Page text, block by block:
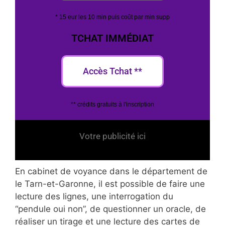
* 15 eur les 10 min puis coût par min supp
TCHAT IMMÉDIAT
Accès Tchat **
** crédits gratuits à l'inscription
Votre publicité ici
En cabinet de voyance dans le département de
le Tarn-et-Garonne, il est possible de faire une
lecture des lignes, une interrogation du
“pendule oui non”, de questionner un oracle, de
réaliser un tirage et une lecture des cartes de